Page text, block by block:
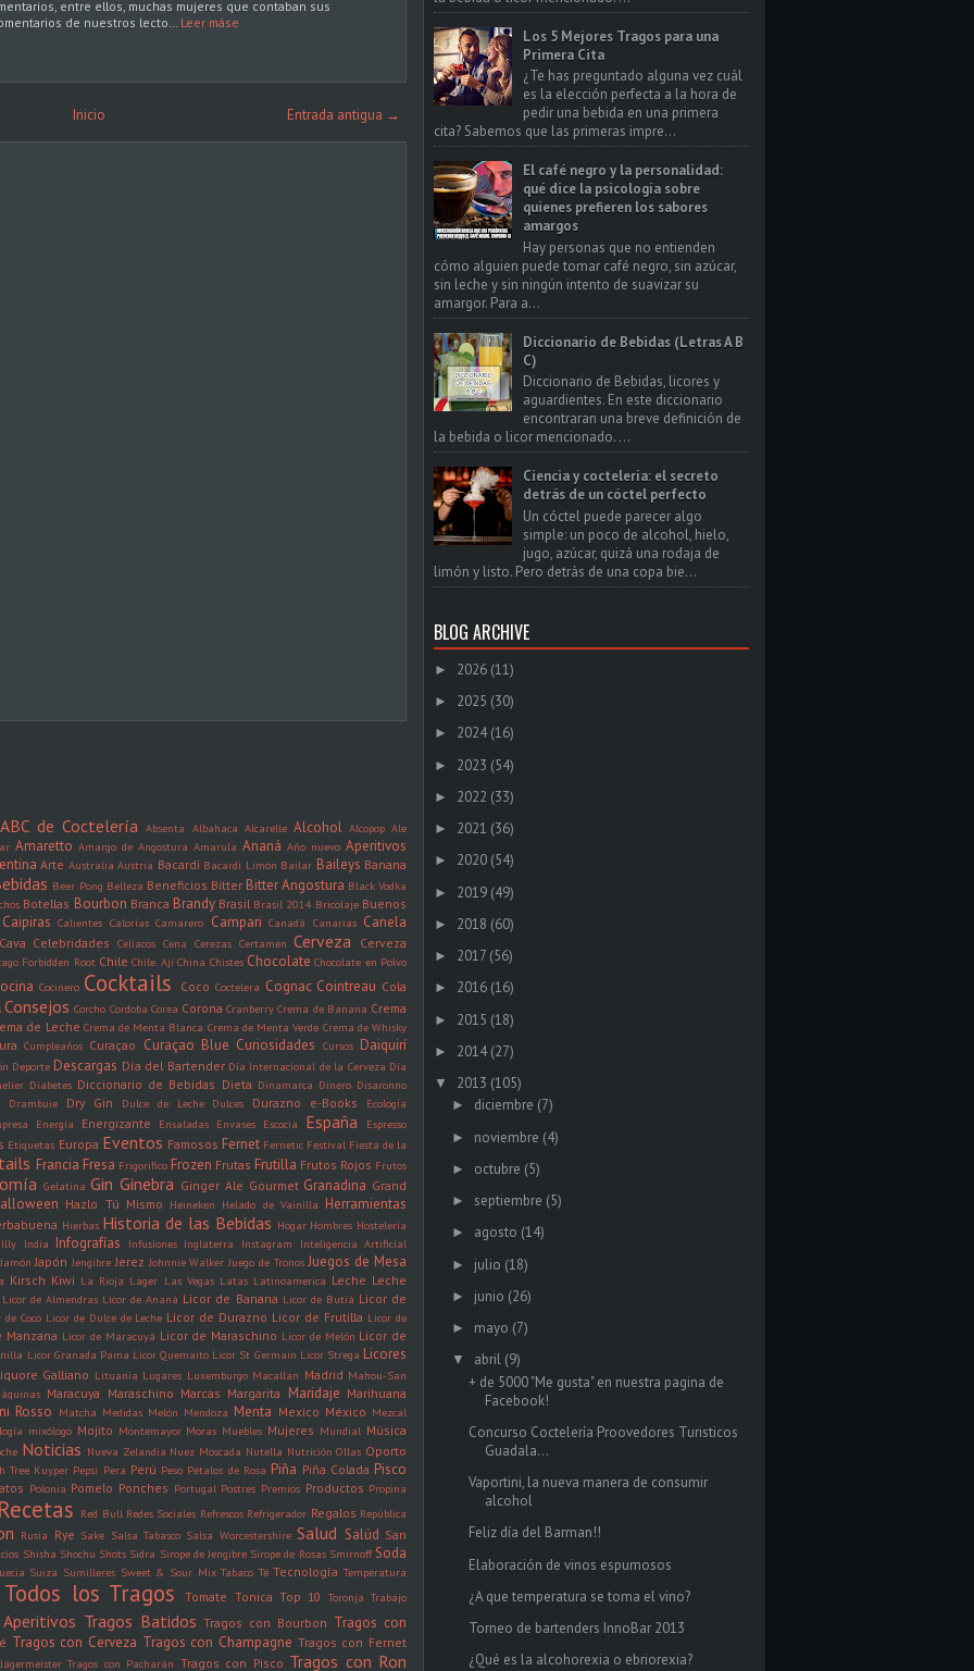
entre ellos, muchas mujeres que contaban sus
de nuestros lecto…
Leer máse
Entrada antigua →
Inicio
ABC de Coctelería Absenta Albahaca Alcarelle Alcohol Alcopop Ale
Amaretto Amargo de Angostura Amarula Ananá Año nuevo Aperitivos
Arte Australia Austria Bacardi Bacardi Limón Bailar Baileys Banana
Beer Pong Belleza Beneficios Bitter Bitter Angostura Black Vodka
Botellas Bourbon Branca Brandy Brasil Brasil 2014 Bricolaje Buenos
Caipiras Calientes Calorías Camarero Campari Canadá Canarias Canela
Cava Celebridades Celíacos Cena Cerezas Certamen Cerveza Cerveza
Forbidden Root Chile Chile. Ají China Chistes Chocolate Chocolate en Polvo
Cocinero Cocktails Coco Coctelera Cognac Cointreau Cola
Consejos Corcho Cordoba Corea Corona Cranberry Crema de Banana Crema
de Leche Crema de Menta Blanca Crema de Menta Verde Crema de Whisky
Cumpleaños Curaçao Curaçao Blue Curiosidades Cursos Daiquirí
Deporte Descargas Día del Bartender Día Internacional de la Cerveza Día
Diabetes Diccionario de Bebidas Dieta Dinamarca Dinero Disaronno
Drambuie Dry Gin Dulce de Leche Dulces Durazno e-Books Ecología
Energía Energizante Ensaladas Envases Escocia España Espresso
Etiquetas Europa Eventos Famosos Fernet Fernetic Festival Fiesta de la
Francia Fresa Frigorifico Frozen Frutas Frutilla Frutos Rojos Frutos
Gelatina Gin Ginebra Ginger Ale Gourmet Granadina Grand
Hazlo Tú Mismo Heineken Helado de Vainilla Herramientas
Hierbas Historia de las Bebidas Hogar Hombres Hostelería
Illy India Infografías Infusiones Inglaterra Instagram Inteligencia Artificial
Jamón Japón Jengibre Jerez Johnnie Walker Juego de Tronos Juegos de Mesa
Kirsch Kiwi La Rioja Lager Las Vegas Latas Latinoamerica Leche Leche
Licor de Almendras Licor de Ananá Licor de Banana Licor de Butiá Licor de
de Coco Licor de Dulce de Leche Licor de Durazno Licor de Frutilla Licor de
Manzana Licor de Maracuyá Licor de Maraschino Licor de Melón Licor de
Licor Granada Pama Licor Quemaito Licor St Germain Licor Strega Licores
Galliano Lituania Lugares Luxemburgo Macallan Madrid Mahou-San
Maracuya Maraschino Marcas Margarita Maridaje Marihuana
Rosso Matcha Medidas Melón Mendoza Menta Mexico México Mezcal
mixólogo Mojito Montemayor Moras Muebles Mujeres Mundial Música
Noticias Nueva Zelandia Nuez Moscada Nutella Nutrición Ollas Oporto
Tree Kuyper Pepsi Pera Perú Peso Pétalos de Rosa Piña Piña Colada Pisco
Polonia Pomelo Ponches Portugal Postres Premios Productos Propina
Recetas Red Bull Redes Sociales Refrescos Refrigerador Regalos República
Rusia Rye Sake Salsa Tabasco Salsa Worcestershire Salud Salúd San
Shisha Shochu Shots Sidra Sirope de Jengibre Sirope de Rosas Smirnoff Soda
Suiza Sumilleres Sweet & Sour Mix Tabaco Té Tecnología Temperatura
Todos los Tragos Tomate Tonica Top 10 Toronja Trabajo
Tragos Batidos Tragos con Bourbon Tragos con
Tragos con Cerveza Tragos con Champagne Tragos con Fernet
Tragos con Pacharán Tragos con Pisco Tragos con Ron
Los 5 Mejores Tragos para una
Primera Cita
¿Te has preguntado alguna vez cuál
es la elección perfecta a la hora de
pedir una bebida en una primera
cita? Sabemos que las primeras impre...
El café negro y la personalidad:
qué dice la psicología sobre
quienes prefieren los sabores
amargos
Hay personas que no entienden
cómo alguien puede tomar café negro, sin azúcar,
sin leche y sin ningún intento de suavizar su
amargor. Para a...
Diccionario de Bebidas (Letras A B
C)
Diccionario de Bebidas, licores y
aguardientes. En este diccionario
encontraran una breve definición de
la bebida o licor mencionado. ...
Ciencia y coctelería: el secreto
detrás de un cóctel perfecto
Un cóctel puede parecer algo
simple: un poco de alcohol, hielo,
jugo, azúcar, quizá una rodaja de
limón y listo. Pero detrás de una copa bie...
BLOG ARCHIVE
► 2026 (11)
► 2025 (30)
► 2024 (16)
► 2023 (54)
► 2022 (33)
► 2021 (36)
► 2020 (54)
► 2019 (49)
► 2018 (60)
► 2017 (56)
► 2016 (16)
► 2015 (18)
► 2014 (27)
▼ 2013 (105)
► diciembre (7)
► noviembre (4)
► octubre (5)
► septiembre (5)
► agosto (14)
► julio (18)
► junio (26)
► mayo (7)
▼ abril (9)
+ de 5000 "Me gusta" en nuestra pagina de
Facebook!
Concurso Coctelería Proovedores Turisticos
Guadala...
Vaportini, la nueva manera de consumir
alcohol
Feliz día del Barman!!
Elaboración de vinos espumosos
¿A que temperatura se toma el vino?
Torneo de bartenders InnoBar 2013
¿Qué es la alcohorexia o ebriorexia?